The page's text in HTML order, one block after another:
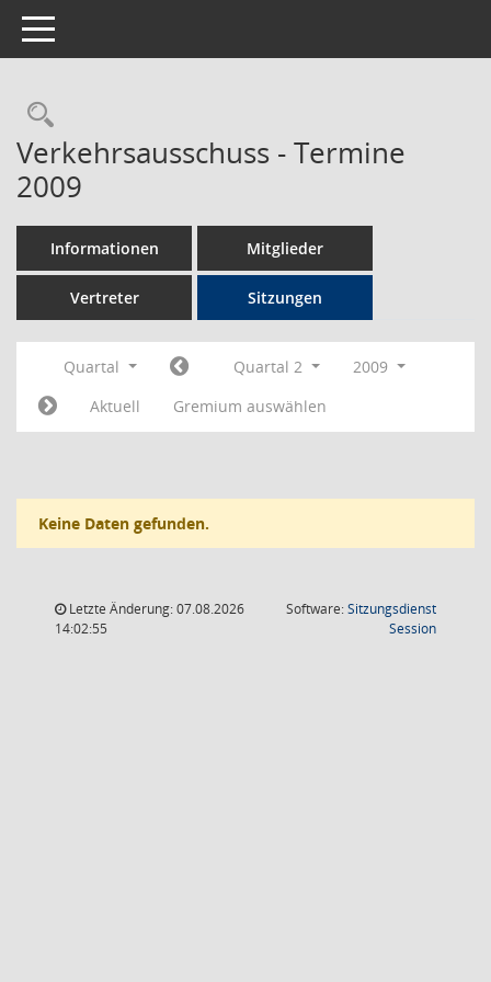
Toggle navigation
Rechercheauswahl
Verkehrsausschuss - Termine
2009
Informationen Mitglieder
Vertreter Sitzungen
Quartal Quartal 2
2009
Aktuell
Gremium auswählen
Keine Daten gefunden.
Letzte Änderung: 07.08.2026
14:02:55
Software:Sitzungsdienst
Session(Wird in